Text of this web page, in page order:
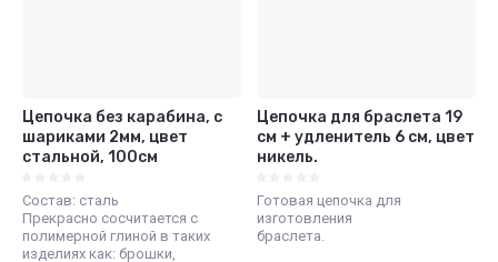
Цепочка без карабина, с
шариками 2мм, цвет
стальной, 100см
Состав: сталь
Прекрасно сосчитается с
полимерной глиной в таких
изделиях как: брошки,
Цепочка для браслета 19
см + удленитель 6 см, цвет
никель.
Готовая цепочка для
изготовления
браслета.